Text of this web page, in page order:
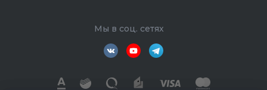
Мы в соц. сетях